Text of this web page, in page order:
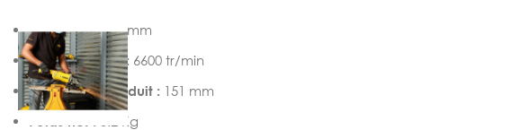
Diamètre :230 mm
Vitesse à vide : 6600 tr/min
Hauteur du produit : 151 mm
5.2 Kg